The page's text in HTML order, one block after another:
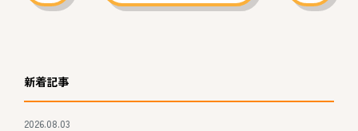
新着記事
2026.08.03